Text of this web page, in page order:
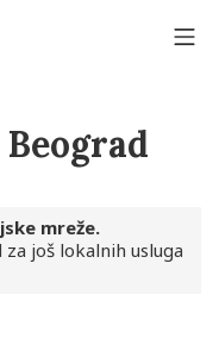
mreže.
još lokalnih usluga